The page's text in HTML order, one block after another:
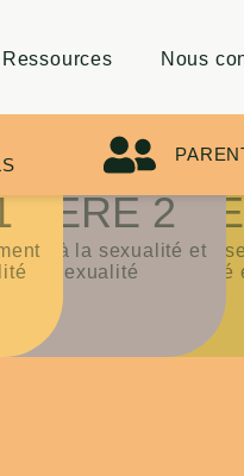
Ressources Nous
2
à la sexualité et
hypersexualité
sexualité